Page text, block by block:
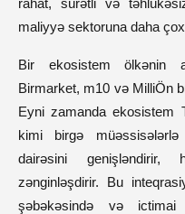
rahat, sürətli və
maliyyə sektoruna daha
Bir ekosistem ölkənin
Birmarket, m10 və MilliÖn
Eyni zamanda ekosistem
kimi birgə
dairəsini
zənginləşdirir. Bu
şəbəkəsində və ictimai